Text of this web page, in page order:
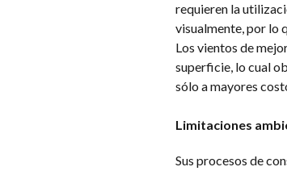
requieren la
visualmente, por lo
Los vientos de
superficie, lo cual
sólo a mayores
Limitaciones
Sus procesos de